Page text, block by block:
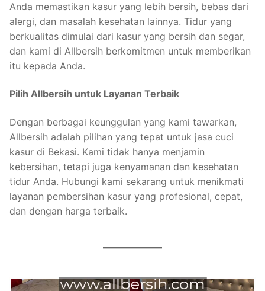
Anda memastikan kasur yang lebih bersih, bebas dari
alergi, dan masalah kesehatan lainnya. Tidur yang
berkualitas dimulai dari kasur yang bersih dan segar,
dan kami di Allbersih berkomitmen untuk memberikan
itu kepada Anda.
Pilih Allbersih untuk Layanan Terbaik
Dengan berbagai keunggulan yang kami tawarkan,
Allbersih adalah pilihan yang tepat untuk jasa cuci
kasur di Bekasi. Kami tidak hanya menjamin
kebersihan, tetapi juga kenyamanan dan kesehatan
tidur Anda. Hubungi kami sekarang untuk menikmati
layanan pembersihan kasur yang profesional, cepat,
dan dengan harga terbaik.